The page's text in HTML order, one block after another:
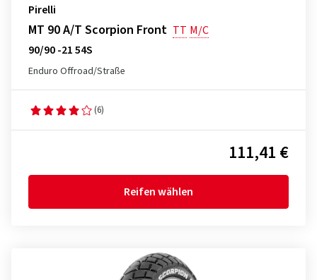
Pirelli
MT 90 A/T Scorpion Front TT M/C
90/90 -21 54S
Enduro Offroad/Straße
(6)
111,41 €
Reifen wählen